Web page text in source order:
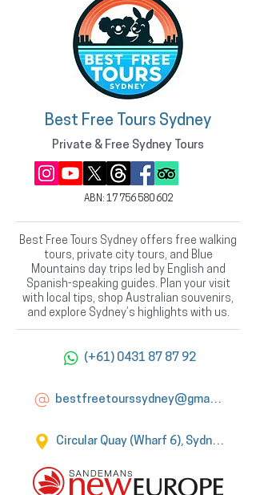
Best Free Tours Sydney
Private & Free Sydney Tours
ABN: 17 756 580 602
Best Free Tours Sydney offers free walking
tours, private city tours, and Blue
Mountains day trips led by English and
Spanish-speaking guides. Plan your visit
with local tips, shop Australian souvenirs,
and explore Sydney’s highlights with us.
(+61) 0431 87 87 92
bestfreetourssydney@gmail.com
Circular Quay (Wharf 6), Sydney